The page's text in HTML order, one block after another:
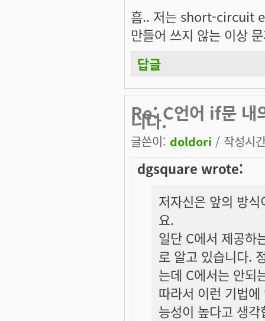
흠.. 저는 short-circuit
만들어 쓰지 않는 이상
답글
Re: C언어 if문 내
니다.
글쓴이: doldori / 작성시
dgsquare wrote:
저자신은 앞의 방
요.
일단 C에서 제공
로 알고 있습니다.
는데 C에서는 안
따라서 이런 기법
능성이 높다고 생각